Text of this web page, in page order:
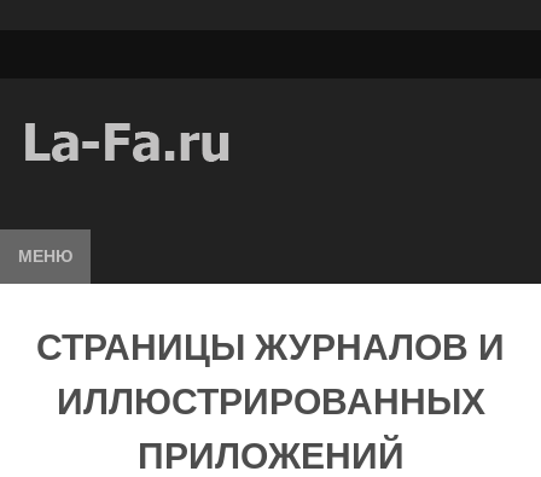
МЕНЮ
СТРАНИЦЫ ЖУРНАЛОВ И
ИЛЛЮСТРИРОВАННЫХ
ПРИЛОЖЕНИЙ